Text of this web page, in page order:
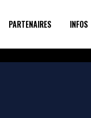
PARTENAIRES INFOS